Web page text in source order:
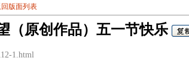
回版面列表
（原创作品）五一节快乐
1.html